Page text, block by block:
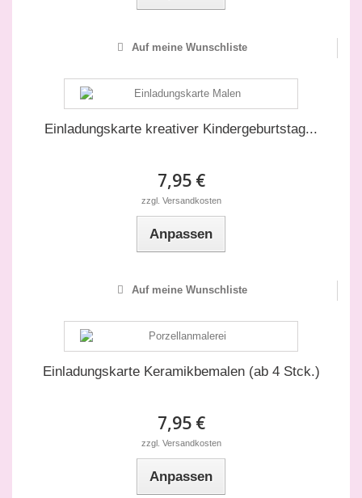
Auf meine Wunschliste
Einladungskarte kreativer Kindergeburtstag...
7,95 €
zzgl. Versandkosten
Anpassen
Auf meine Wunschliste
Einladungskarte Keramikbemalen (ab 4 Stck.)
7,95 €
zzgl. Versandkosten
Anpassen